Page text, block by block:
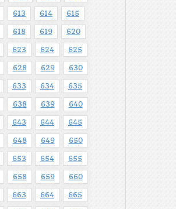
613 614 615
618 619 620
623 624 625
628 629 630
633 634 635
638 639 640
643 644 645
648 649 650
653 654 655
658 659 660
663 664 665